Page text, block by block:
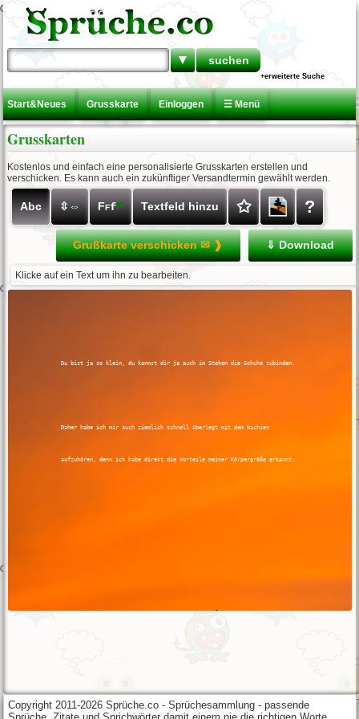
▼
+erweiterte Suche
Start&Neues Grusskarte Einloggen ☰ Menü
Grusskarten
Kostenlos und einfach eine personalisierte Grusskarten erstellen und
verschicken. Es kann auch ein zukünftiger Versandtermin gewählt werden.
Abc ⇳⇔ FFfF Textfeld hinzu ✩ ?
⇓ Download
Grußkarte verschicken ✉ ❱
Klicke auf ein Text um ihn zu bearbeiten.
Copyright 2011-2026 Sprüche.co - Sprüchesammlung - passende